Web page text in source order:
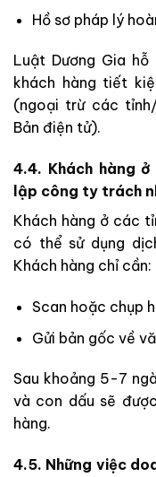
Hồ sơ pháp lý
Luật Dương Gia
khách hàng tiết
(ngoại trừ các
Bản điện tử).
4.4. Khách hàng
lập công ty trách
Khách hàng ở các
có thể sử dụng
Khách hàng chỉ cần:
Scan hoặc chụp
Gửi bản gốc về
Sau khoảng 5-7
và con dấu sẽ
hàng.
4.5. Những việc